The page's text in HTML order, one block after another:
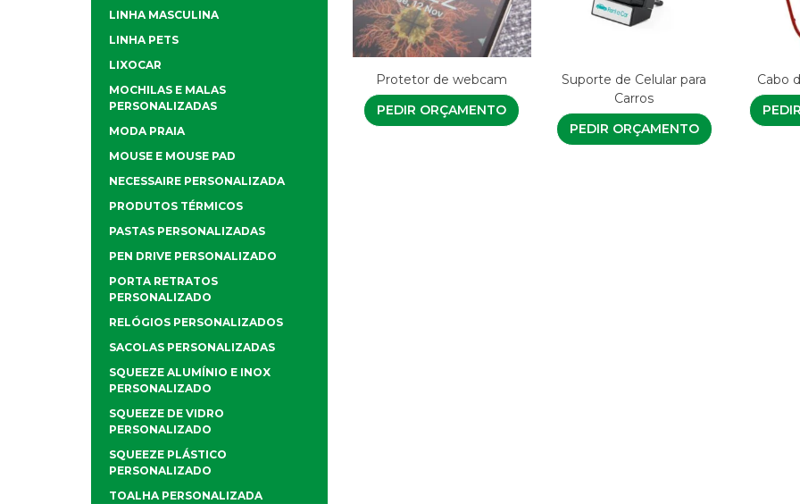
Protetor de webcam
PEDIR ORÇAMENTO
Suporte de Celular para
Carros
PEDIR ORÇAMENTO
Cabo
LINHA MASCULINA
LINHA PETS
LIXOCAR
MOCHILAS E MALAS
PERSONALIZADAS
MODA PRAIA
MOUSE E MOUSE PAD
NECESSAIRE PERSONALIZADA
PRODUTOS TÉRMICOS
PASTAS PERSONALIZADAS
PEN DRIVE PERSONALIZADO
PORTA RETRATOS
PERSONALIZADO
RELÓGIOS PERSONALIZADOS
SACOLAS PERSONALIZADAS
SQUEEZE ALUMÍNIO E INOX
PERSONALIZADO
SQUEEZE DE VIDRO
PERSONALIZADO
SQUEEZE PLÁSTICO
PERSONALIZADO
TOALHA PERSONALIZADA